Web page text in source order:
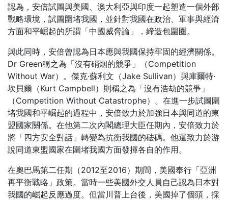
認為，安倍試圖與美國、澳大利亞與印度一起塑造一個外部
戰略環境，試圖圍堵我國，並針對我國在政治、軍事與經濟
方面和平崛起的所謂「中國威脅論」，締造包圍圈。
與此同時，安倍曾認為日本應與我國保持牢固的經濟關係。
Dr Green稱之為「沒有硝烟的競爭」（Competition
Without War）。傑克·蘇利文（Jake Sullivan）與庫爾特·
坎貝爾（Kurt Campbell）則稱之為「沒有浩劫的競爭」
（Competition Without Catastrophe）。在進一步試圖圍
堵我國和平崛起的過程中，安倍致力於加強日本與同道的東
盟國家關係。在他第二次內閣總理大臣任期內，安倍致力於
將「四方安全對話」轉變為抗衡我國的砝碼。他還致力於游
說同道東盟國家在圍堵我國方面發揮各自的作用。
在奧巴馬第二任期（2012至2016）期間，美國奉行「亞洲
再平衡戰略」政策。當時一些美國外交人員自己認為日本對
我國的崛起反應過度。但當川普上台後，美國掉了個頭，採